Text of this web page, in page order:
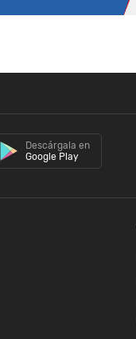
Descárgala en
Google Play